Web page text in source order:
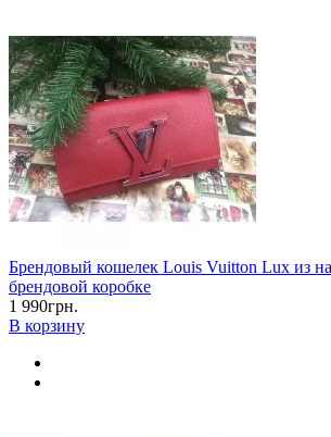
Брендовый кошелек Louis Vuitton Lux из
брендовой коробке
1 990грн.
В корзину